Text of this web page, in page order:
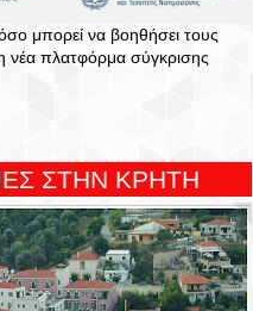
μπορεί να βοηθήσει τους
νέα πλατφόρμα σύγκρισης
ΣΤΗΝ ΚΡΗΤΗ